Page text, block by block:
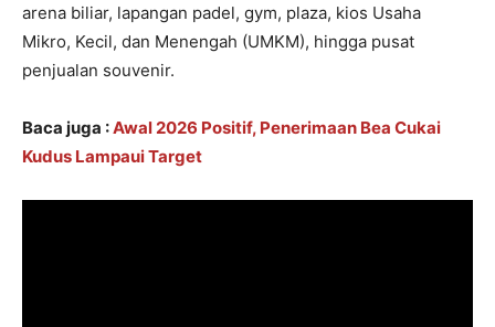
arena biliar, lapangan padel, gym, plaza, kios Usaha
Mikro, Kecil, dan Menengah (UMKM), hingga pusat
penjualan souvenir.
Baca juga :Awal 2026 Positif, Penerimaan Bea Cukai
Kudus Lampaui Target